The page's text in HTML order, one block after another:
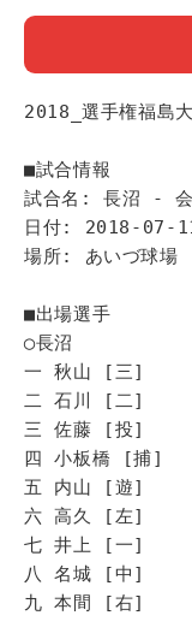
2018_選手権福島
■試合情報
試合名: 長沼 - 会
日付: 2018-07-
場所: あいづ球場
■出場選手
◯長沼
一 秋山 [三]
二 石川 [二]
三 佐藤 [投]
四 小板橋 [捕]
五 内山 [遊]
六 高久 [左]
七 井上 [一]
八 名城 [中]
九 本間 [右]